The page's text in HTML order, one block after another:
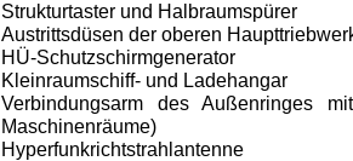
Strukturtaster und Halbraumspürer
Austrittsdüsen der oberen
HÜ-Schutzschirmgenerator
Kleinraumschiff- und Ladehangar
Verbindungsarm des Außenringes
Maschinenräume)
Hyperfunkrichtstrahlantenne